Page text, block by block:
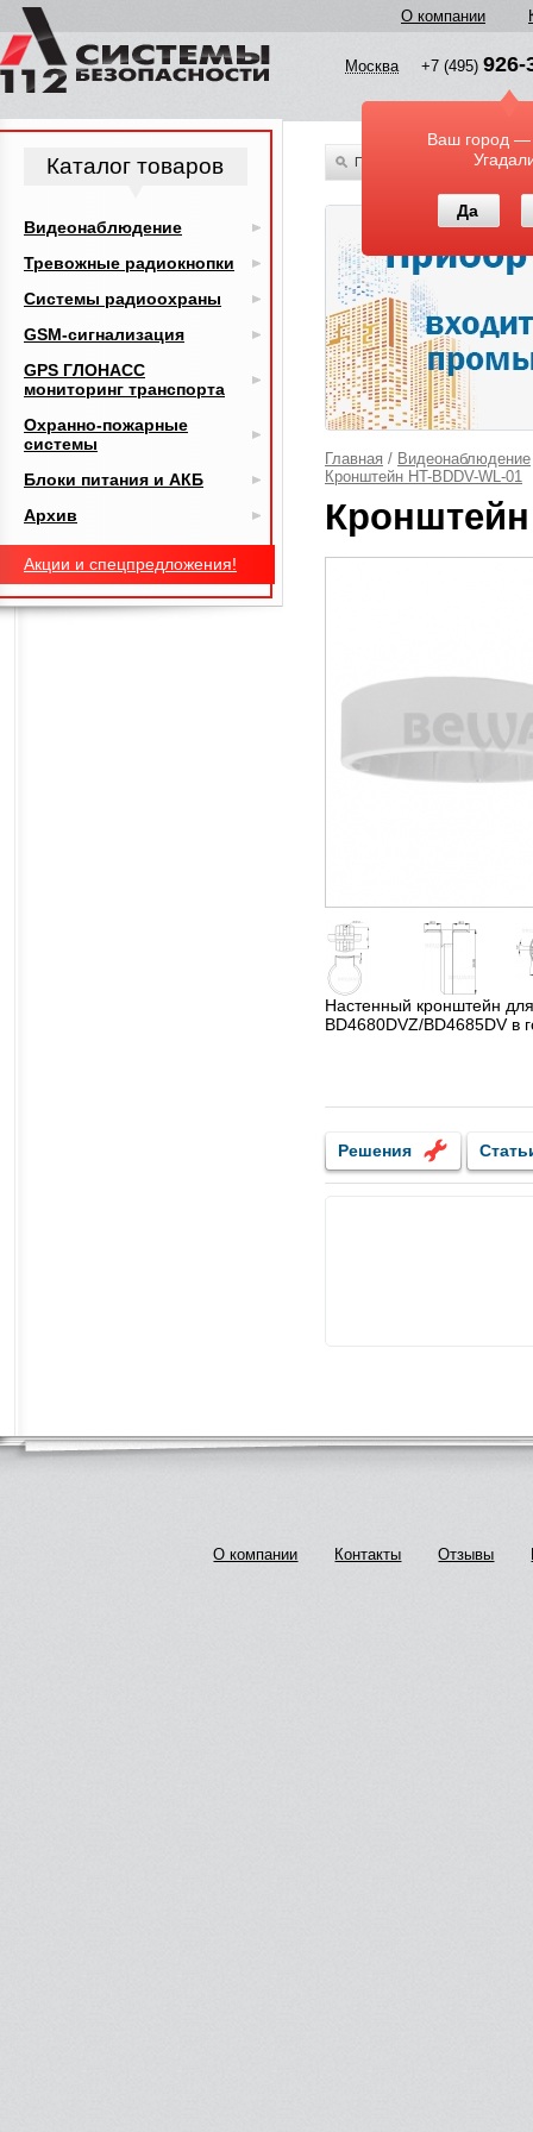
О компании
Москва +7 (495) 926-
Ваш город —
Да
По всему каталогу
Главная / Видеонаблюдение
Кронштейн HT-BDDV-WL-01
Кронштейн
Настенный кронштейн
BD4680DVZ/BD4685DV в
Решения
Каталог товаров
Видеонаблюдение
Тревожные радиокнопки
Системы радиоохраны
GSM-сигнализация
GPS ГЛОНАСС
мониторинг транспорта
Охранно-пожарные
системы
Блоки питания и АКБ
Архив
Акции и спецпредложения!
О компании Контакты Отзывы